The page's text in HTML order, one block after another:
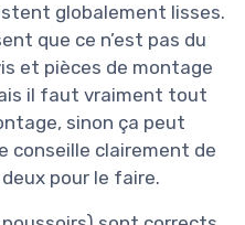
globalement lisses.
que ce n’est pas du
et pièces de montage
il faut vraiment tout
sinon ça peut
conseille clairement de
pour le faire.